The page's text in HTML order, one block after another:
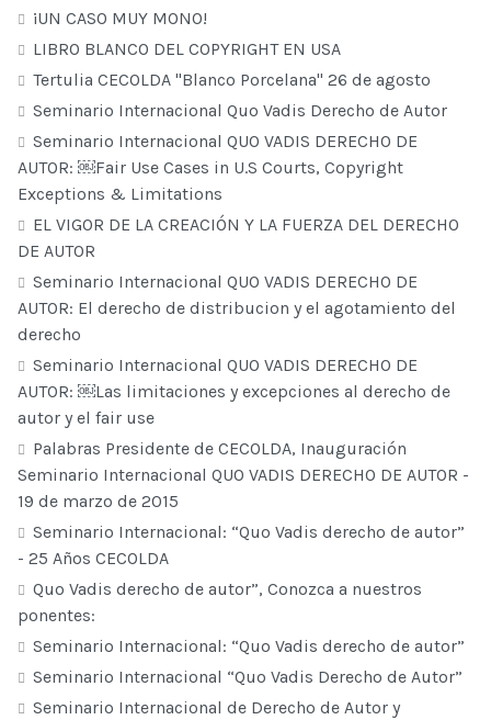
¡UN CASO MUY MONO!
LIBRO BLANCO DEL COPYRIGHT EN USA
Tertulia CECOLDA "Blanco Porcelana" 26 de agosto
Seminario Internacional Quo Vadis Derecho de Autor
Seminario Internacional QUO VADIS DERECHO DE
AUTOR: ￼Fair Use Cases in U.S Courts, Copyright
Exceptions & Limitations
EL VIGOR DE LA CREACIÓN Y LA FUERZA DEL DERECHO
DE AUTOR
Seminario Internacional QUO VADIS DERECHO DE
AUTOR: El derecho de distribucion y el agotamiento del
derecho
Seminario Internacional QUO VADIS DERECHO DE
AUTOR: ￼Las limitaciones y excepciones al derecho de
autor y el fair use
Palabras Presidente de CECOLDA, Inauguración
Seminario Internacional QUO VADIS DERECHO DE AUTOR -
19 de marzo de 2015
Seminario Internacional: “Quo Vadis derecho de autor”
- 25 Años CECOLDA
Quo Vadis derecho de autor”, Conozca a nuestros
ponentes:
Seminario Internacional: “Quo Vadis derecho de autor”
Seminario Internacional “Quo Vadis Derecho de Autor”
Seminario Internacional de Derecho de Autor y